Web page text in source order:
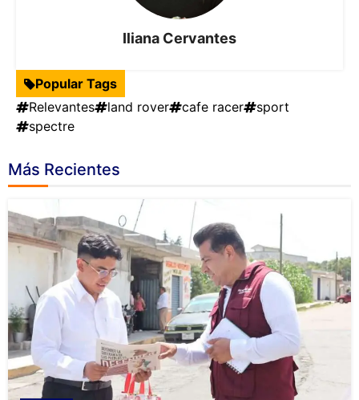
Iliana Cervantes
Popular Tags
Relevantes
land rover cafe racer
sport
spectre
Más Recientes